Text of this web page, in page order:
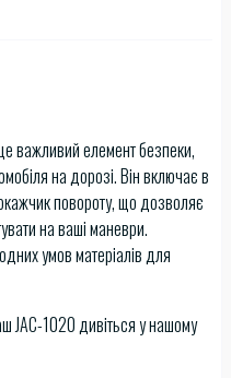
важливий елемент безпеки,
на дорозі. Він включає в
повороту, що дозволяє
на ваші маневри.
умов матеріалів для
JAC-1020 дивіться у нашому